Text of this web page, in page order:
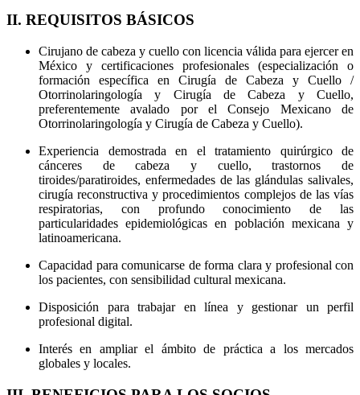
II. REQUISITOS BÁSICOS
Cirujano de cabeza y cuello con licencia válida para ejercer en
México y certificaciones profesionales (especialización o
formación específica en Cirugía de Cabeza y Cuello /
Otorrinolaringología y Cirugía de Cabeza y Cuello,
preferentemente avalado por el Consejo Mexicano de
Otorrinolaringología y Cirugía de Cabeza y Cuello).
Experiencia demostrada en el tratamiento quirúrgico de
cánceres de cabeza y cuello, trastornos de
tiroides/paratiroides, enfermedades de las glándulas salivales,
cirugía reconstructiva y procedimientos complejos de las vías
respiratorias, con profundo conocimiento de las
particularidades epidemiológicas en población mexicana y
latinoamericana.
Capacidad para comunicarse de forma clara y profesional con
los pacientes, con sensibilidad cultural mexicana.
Disposición para trabajar en línea y gestionar un perfil
profesional digital.
Interés en ampliar el ámbito de práctica a los mercados
globales y locales.